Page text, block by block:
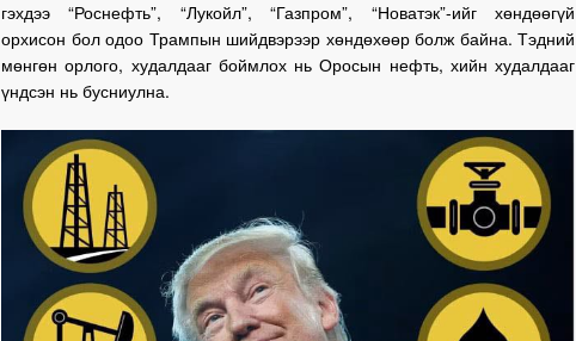
гэхдээ “Роснефть”, “Лукойл”, “Газпром”, “Новатэк”-ийг хөндөөгүй
орхисон бол одоо Трампын шийдвэрээр хөндөхөөр болж байна. Тэдний
мөнгөн орлого, худалдааг боймлох нь Оросын нефть, хийн худалдааг
үндсэн нь бусниулна.